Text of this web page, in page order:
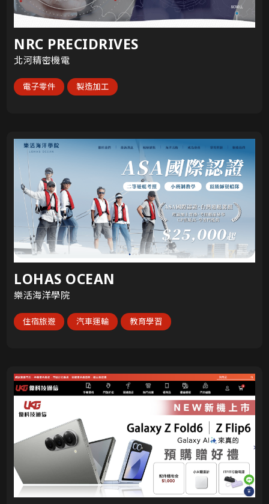
NRC PRECIDRIVES
北河精密機電
電子零件 製造加工
LOHAS OCEAN
樂活海洋學院
住宿旅遊 汽車運輸 教育學習